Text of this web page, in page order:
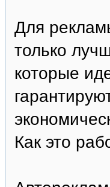
Для
только
которые
Как это